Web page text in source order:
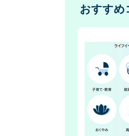
おすすめ